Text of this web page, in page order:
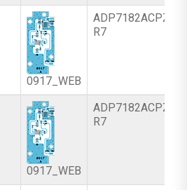
0917_WEB
ADP7182ACPZ-
R7
0917_WEB
ADP7182ACPZ-
R7